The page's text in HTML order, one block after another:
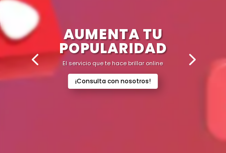
AUMENTA TU
POPULARIDAD
El servicio que te hace brillar online
¡Consulta con nosotros!